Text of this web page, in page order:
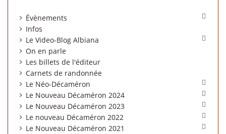
Évènements 
Infos
Le Video-Blog Albiana

On en parle
Les billets de l'éditeur
Carnets de randonnée
Le Néo-Décaméron

Le Nouveau Décaméron 2024 
Le Nouveau Décaméron 2023 
Le nouveau Décaméron 2022 
Le Nouveau Décaméron 2021 